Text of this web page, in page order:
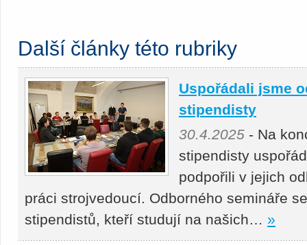
Další články této rubriky
Uspořádali jsme
stipendisty
30.4.2025 - Na
stipendisty
podpořili v jejich
práci strojvedoucí. Odborného semináře
stipendistů, kteří studují na našich… »